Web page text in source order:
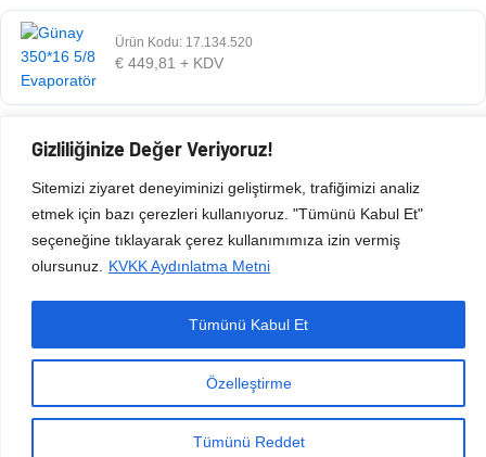
Gizliliğinize Değer Veriyoruz!
Sitemizi ziyaret deneyiminizi geliştirmek, trafiğimizi analiz
etmek için bazı çerezleri kullanıyoruz. "Tümünü Kabul Et"
seçeneğine tıklayarak çerez kullanımımıza izin vermiş
olursunuz.
KVKK Aydınlatma Metni
Özelleştirme
Tümünü Reddet
Tümünü Kabul Et
Ürün Kodu: 17.134.520
€ 449,81 + KDV
Ürün Kodu: 17.134.525
192,11 + KDV
Copyright © 2026 Esen Isıtma Soğutma İnşaat Ltd Şti | Tüm Hakları Saklıdır.